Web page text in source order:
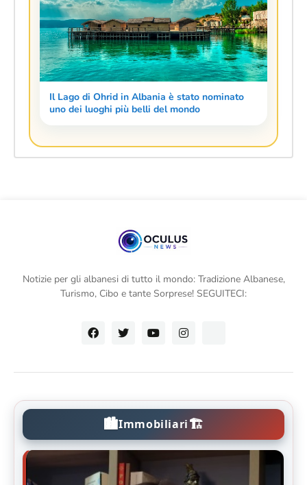
Il Lago di Ohrid in Albania è stato nominato
uno dei luoghi più belli del mondo
Notizie per gli albanesi di tutto il mondo: Tradizione Albanese,
Turismo, Cibo e tante Sorprese! SEGUITECI:
🏙️Immobiliari🏗️